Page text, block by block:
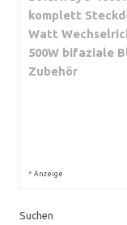
komplett
Watt
500W bifaziale
Zubehör
* Anzeige
Suchen